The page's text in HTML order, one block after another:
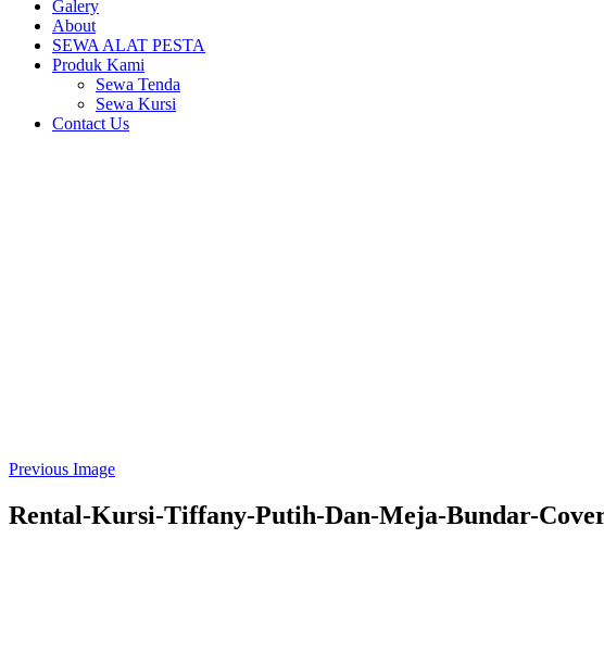
Galery
About
SEWA ALAT PESTA
Produk Kami
Sewa Tenda
Sewa Kursi
Contact Us
Previous Image
Rental-Kursi-Tiffany-Putih-Dan-Meja-Bundar-